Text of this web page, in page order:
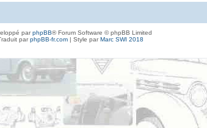
parphpBB® Forum Software © phpBB Limited
parphpBB-fr.com| Style parMarc SWI 2018